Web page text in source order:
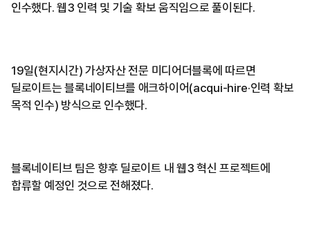
인수했다. 웹3 인력 및 기술 확보 움직임으로 풀이된다.
19일(현지시간) 가상자산 전문 미디어더블록에 따르면
딜로이트는 블록네이티브를 애크하이어(acqui-hire·인력 확보
목적 인수) 방식으로 인수했다.
블록네이티브 팀은 향후 딜로이트 내 웹3 혁신 프로젝트에
합류할 예정인 것으로 전해졌다.